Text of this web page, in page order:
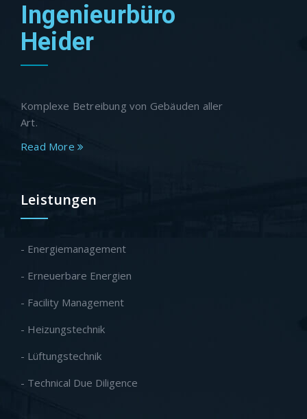
Ingenieurbüro
Heider
Komplexe Betreibung von Gebäuden aller
Art.
Read More
Leistungen
- Energiemanagement
- Erneuerbare Energien
- Facility Management
- Heizungstechnik
- Lüftungstechnik
- Technical Due Diligence